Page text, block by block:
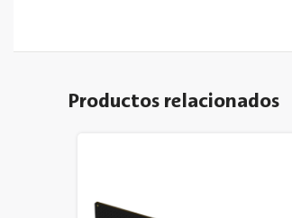
Productos relacionados